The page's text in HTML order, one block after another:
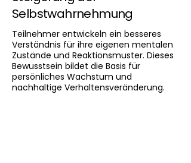
Selbstwahrnehmung
Teilnehmer entwickeln ein besseres
Verständnis für ihre eigenen mentalen
Zustände und Reaktionsmuster. Dieses
Bewusstsein bildet die Basis für
persönliches Wachstum und
nachhaltige Verhaltensveränderung.